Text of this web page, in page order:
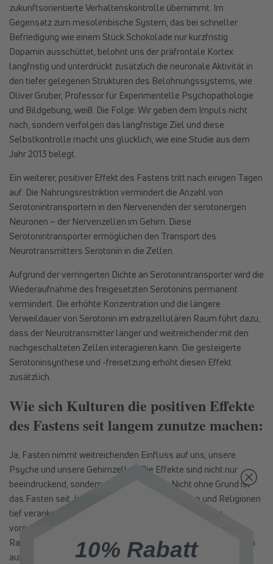
zukunftsorientierte Verhaltenskontrolle übernimmt. Im
Gegensatz zum mesolimbische System, das bei schneller
Befriedigung wie einem Stück Schokolade nur kurzfristig
Dopamin ausschüttet, belohnt uns der präfrontale Kortex
langfristig und unterdrückt zusätzlich die neuronale Aktivität in
den tiefer gelegenen Strukturen des Belohnungssystems, wie
Oliver Gruber, Professor für Experimentelle Psychopathologie
und Bildgebung, weiß. Die Folge: Wir geben dem Impuls nicht
nach, sondern verfolgen das langfristige Ziel und diese
Selbstkontrolle macht uns glücklich, wie eine Studie aus dem
Jahr 2013 belegt.
Ein weiterer, positiver Effekt des Fastens tritt nach einigen Tagen
auf: Die Nahrungsrestriktion vermindert die Anzahl von
Serotonintransportern in den Nervenenden der serotonergen
Neuronen – der Nervenzellen im Gehirn. Diese
Serotonintransporter ermöglichen den Transport des
Neurotransmitters Serotonin in die Zellen.
Aufgrund der verringerten Dichte an Serotonintransporter wird die
Wiederaufnahme des freigesetzten Serotonins permanent
vermindert. Die erhöhte Konzentration und die längere
Verweildauer von Serotonin im extrazellulären Raum führt dazu,
dass der Neurotransmitter länger und weitreichender mit den
nachgeschalteten Zellen interagieren kann. Die gesteigerte
Serotoninsynthese und -freisetzung erhöht diesen Effekt
zusätzlich.
Wie sich Kulturen die positiven Effekte
des Fastens seit langem zunutze machen:
Ja, Fasten nimmt weitreichenden Einfluss auf uns, unsere
Psyche und unsere Gehirnzellen. Die Effekte sind nicht nur
beeindruckend, sondern auch altbekannt. Nicht ohne Grund ist
das Fasten seit Jahrhunderten in vielen Kulturen und Religionen
tief verankert. So beispielsweise in den Traditionen der
vorösterlichen Fastenperiode oder dem muslimischen
Ramadan. Aber auch medizinische Schulen greifen seit langem
auf Fasten zu Heilzwecken zurück. Schon zur Zeit des
10% Rabatt